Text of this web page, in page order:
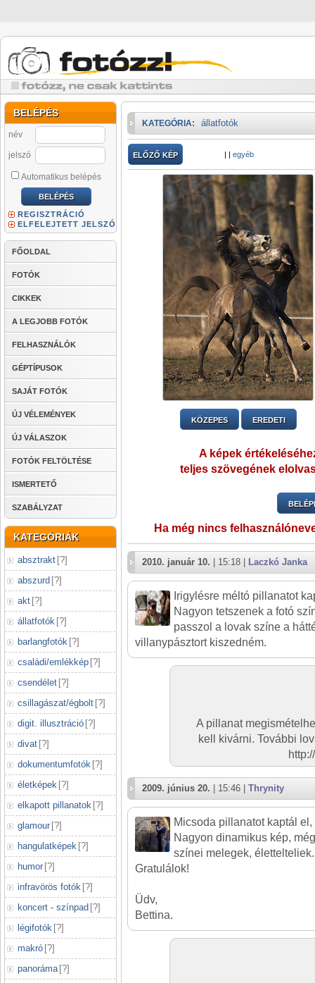
BELÉPÉS
név
jelszó
Automatikus belépés
REGISZTRÁCIÓ
ELFELEJTETT JELSZÓ
FŐOLDAL
FOTÓK
CIKKEK
A LEGJOBB FOTÓK
FELHASZNÁLÓK
GÉPTÍPUSOK
SAJÁT FOTÓK
ÚJ VÉLEMÉNYEK
ÚJ VÁLASZOK
FOTÓK FELTÖLTÉSE
ISMERTETŐ
SZABÁLYZAT
KATEGÓRIÁK
absztrakt [?]
abszurd [?]
akt [?]
állatfotók [?]
barlangfotók [?]
családi/emlékkép [?]
csendélet [?]
csillagászat/égbolt [?]
digit. illusztráció [?]
divat [?]
dokumentumfotók [?]
életképek [?]
elkapott pillanatok [?]
glamour [?]
hangulatképek [?]
humor [?]
infravörös fotók [?]
koncert - színpad [?]
légifotók [?]
makró [?]
panoráma [?]
KATEGÓRIA: állatfotók
ELŐZŐ KÉP | | egyéb
KÖZEPES EREDETI
A képek
teljes szövegének
Ha még nincs
2010. január 10. | 15:18 | Laczkó Janka
Irigylésre méltó pillanatot
Nagyon tetszenek a fotó
passzol a lovak színe a
villanypásztort kiszedném.
A pillanat
kell kivárni. További
2009. június 20. | 15:46 | Thrynity
Micsoda pillanatot kaptál
Nagyon dinamikus kép,
színei melegek,
Gratulálok!
Üdv,
Bettina.